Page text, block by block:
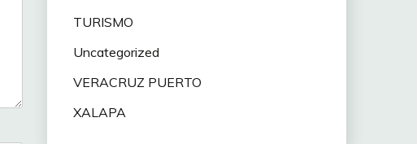
TURISMO
Uncategorized
VERACRUZ PUERTO
XALAPA